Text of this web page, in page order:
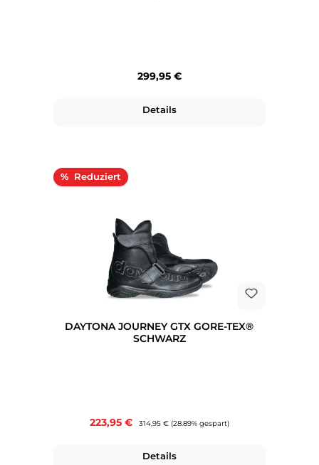
Regulärer Preis:
299,95 €
Details
% Rabatt
DAYTONA JOURNEY GTX GORE-TEX®
SCHWARZ
Verkaufspreis:
223,95 € Regulärer Preis:
314,95 € (28.89% gespart)
Details